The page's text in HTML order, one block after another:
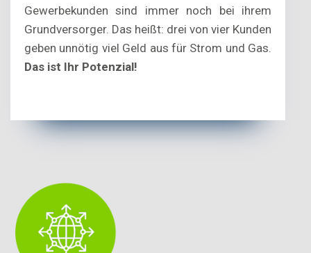
Gewerbekunden sind immer noch bei ihrem
Grundversorger. Das heißt: drei von vier Kunden
geben unnötig viel Geld aus für Strom und Gas.
Das ist Ihr Potenzial!